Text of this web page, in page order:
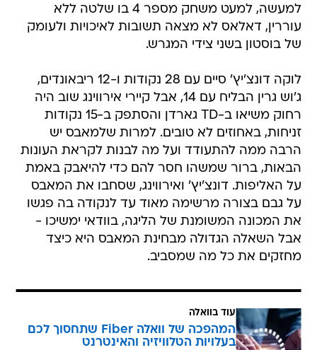
למעשה, למעט משחק מספר 4 בו שלטה ללא
עוררין, דאלאס לא מצאה תשובות לאיכויות ולעומק
של בוסטון בשני צידי המגרש.
לוקה דונצ'יץ' סיים עם 28 נקודות ו-12 ריבאונדים,
ג'וש גרין הבליח עם 14, אבל קיירי אירווינג שוב היה
רחוק משיאו ב-TD גארדן והסתפק ב-15 נקודות
זניחות, באחוזים לא טובים. למרות שלמאבס יש
הרבה ממה להתעודד ועל מה לבנות לקראת העונות
הבאות, ברור שמשהו חסר להם כדי להיאבק באמת
על האליפות. דונצ'יץ' ואירווינג, שסחבו את המאבס
על גבם בצורה מרשימה מאוד עד לנקודה בה פגשו
את המכונה המשומנת של הליגה, בוודאי ימשיכו -
אבל השאלה הגדולה מבחינת המאבס היא כיצד
מחזקים את כל מה שמסביב.
עוד בוואלה
המהפכה של וואלה Fiber שתחסוך לכם
בעלויות הטלוויזיה והאינטרנט